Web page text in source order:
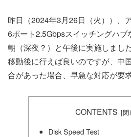
昨日（2024年3月26日（火））、
6ポート2.5Gbpsスイッチングハ
朝（深夜？）と午後に実施しまし
移動後に行えば良いのですが、中
合があった場合、早急な対応が要
CONTENTS
Disk Speed Test